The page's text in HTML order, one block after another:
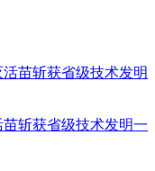
斩获省级技术发明一